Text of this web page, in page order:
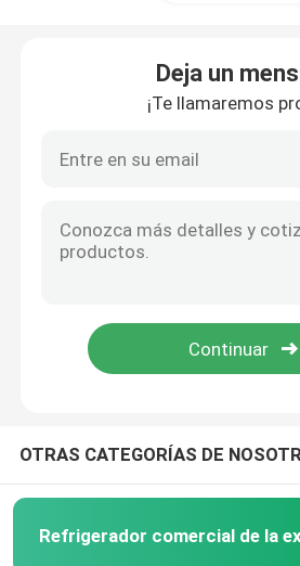
Congelador de la exhibición del
Congelador de refrigerador de
Deja un
¡Te llamaremos
OTRAS CATEGORÍAS DE